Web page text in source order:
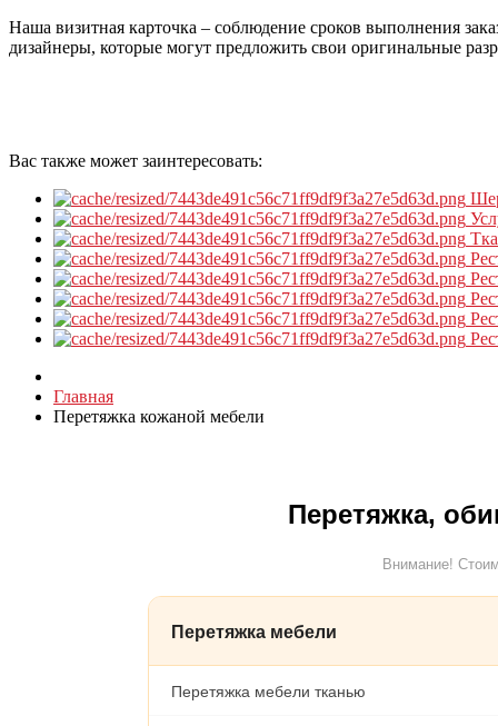
Наша визитная карточка – соблюдение сроков выполнения
дизайнеры, которые могут предложить свои оригинальные
Вас также может заинтересовать:
Главная
Перетяжка кожаной мебели
Перетяжка,
Внимание!
Перетяжка мебели
Перетяжка мебели тканью